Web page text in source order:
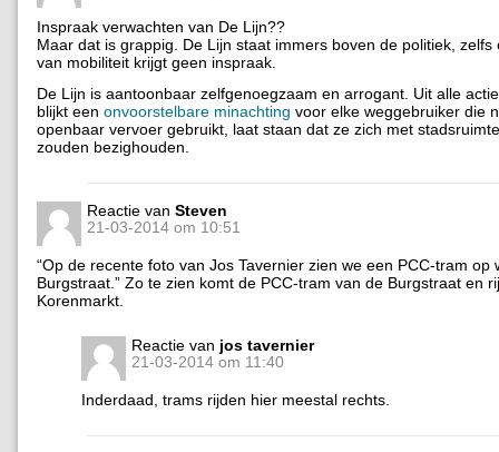
Inspraak verwachten van De Lijn??
Maar dat is grappig. De Lijn staat immers boven de politiek, zelfs
van mobiliteit krijgt geen inspraak.
De Lijn is aantoonbaar zelfgenoegzaam en arrogant. Uit alle
blijkt een onvoorstelbare minachting voor elke weggebruiker die
openbaar vervoer gebruikt, laat staan dat ze zich met
zouden bezighouden.
Reactie van Steven
21-03-2014 om 10:51
“Op de recente foto van Jos Tavernier zien we een PCC-tram op
Burgstraat.” Zo te zien komt de PCC-tram van de Burgstraat en
Korenmarkt.
Reactie van jos tavernier
21-03-2014 om 11:40
Inderdaad, trams rijden hier meestal rechts.